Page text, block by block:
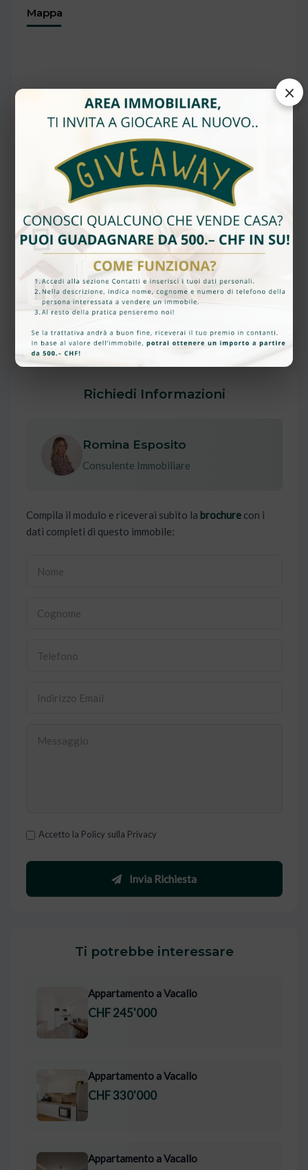
Mappa
Richiedi Informazioni
Romina Esposito
Consulente Immobiliare
Compila il modulo e riceverai subito la brochurecon i
dati completi di questo immobile:
Accetto la Policy sulla Privacy
Invia Richiesta
Ti potrebbe interessare
Appartamento a Vacallo
CHF 245'000
Appartamento a Vacallo
CHF 330'000
Appartamento a Vacallo
×